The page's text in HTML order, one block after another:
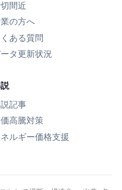
間近
の方へ
ある質問
タ更新状況
記事
高騰対策
ルギー価格支援